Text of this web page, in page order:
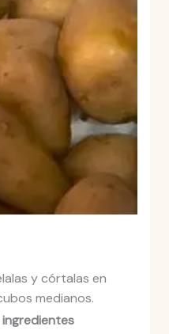
y córtalas en
medianos.